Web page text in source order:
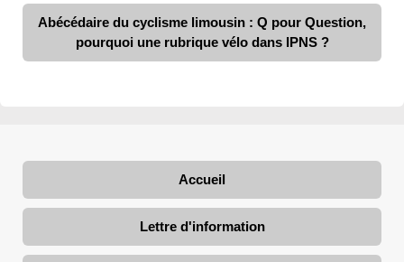
Abécédaire du cyclisme limousin : Q pour Question,
pourquoi une rubrique vélo dans IPNS ?
Accueil
Lettre d'information